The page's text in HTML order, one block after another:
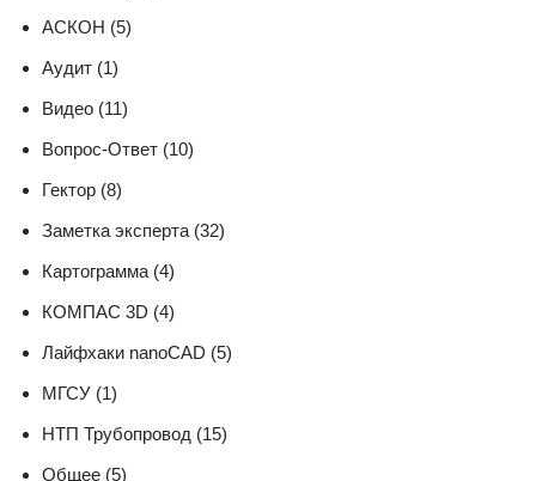
АСКОН (5)
Аудит (1)
Видео (11)
Вопрос-Ответ (10)
Гектор (8)
Заметка эксперта (32)
Картограмма (4)
КОМПАС 3D (4)
Лайфхаки nanoCAD (5)
МГСУ (1)
НТП Трубопровод (15)
Общее (5)